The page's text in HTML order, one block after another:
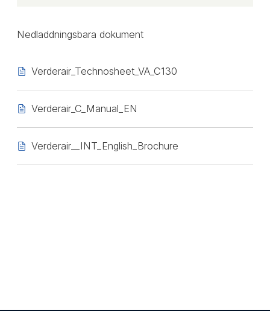
Nedladdningsbara dokument
Verderair_Technosheet_VA_C130
Verderair_C_Manual_EN
Verderair__INT_English_Brochure